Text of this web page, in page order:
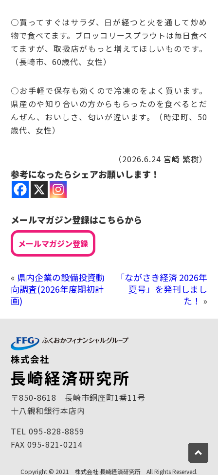
○買ってすぐはサラダ、日が経つと火を通して炒め
物で食べてます。ブロッコリースプラウトは毎日食べ
てますが、取扱店がもっと増えてほしいものです。
（長崎市、60歳代、女性）
○お手軽で保存も効くので冷凍のをよく買います。
県産のや知り合いの方からもらったのを食べるとだ
んぜん、おいしさ、匂いが違います。（時津町、50
歳代、女性）
（2026.6.24 宮崎 繁樹）
参考になったらシェアお願いします！
メールマガジン登録はこちらから
メールマガジン登録
« 県内企業の設備投資動
向調査(2026年度期初計
画)
「ながさき経済 2026年
夏号」を発刊しまし
た！ »
〒850-8618 長崎市銅座町1番11号
十八親和銀行本店内
TEL 095-828-8859
FAX 095-821-0214
Copyright © 2021 株式会社 長崎経済研究所 All Rights Reserved.